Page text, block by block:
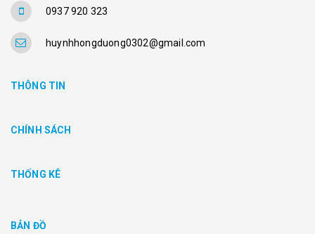
0937 920 323
huynhhongduong0302@gmail.com
THÔNG TIN
CHÍNH SÁCH
THỐNG KÊ
BẢN ĐỒ